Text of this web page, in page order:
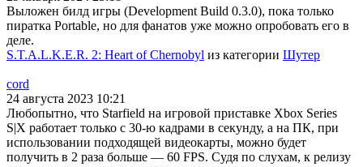
Выложен билд игры (Development Build 0.3.0), пока только
пиратка Portable, но для фанатов уже можно опробовать его в
деле.
S.T.A.L.K.E.R. 2: Heart of Chernobyl из категории Шутер
cord
24 августа 2023 10:21
Любопытно, что Starfield на игровой приставке Xbox Series
S|X работает только с 30-ю кадрами в секунду, а на ПК, при
использовании подходящей видеокарты, можно будет
получить в 2 раза больше — 60 FPS. Судя по слухам, к релизу